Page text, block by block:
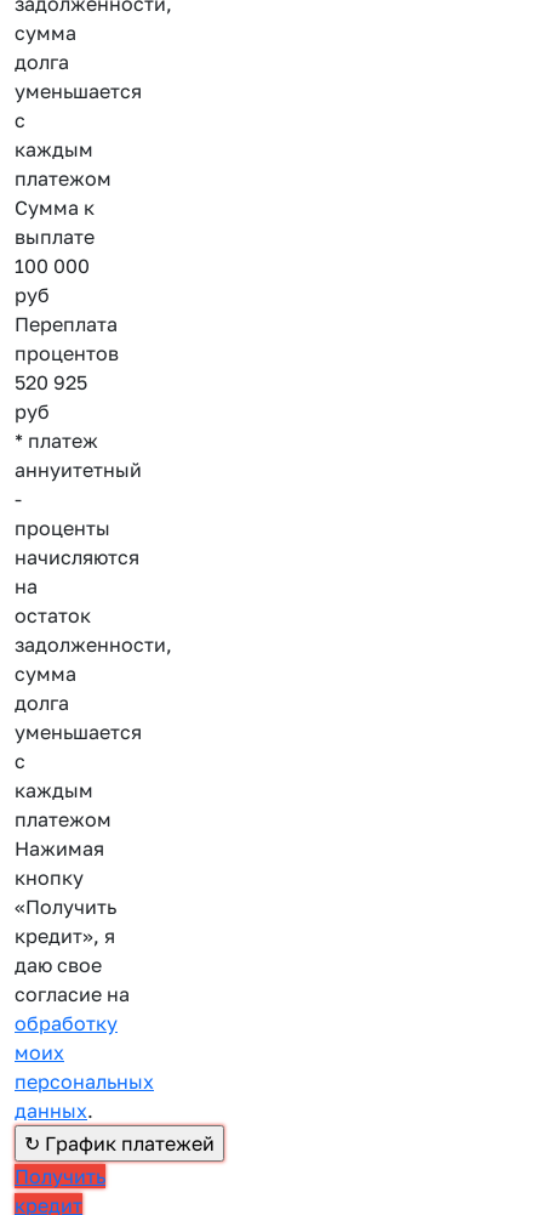
сумма
долга
уменьшается
с
каждым
платежом
Сумма к
выплате
100 000
руб
Переплата
процентов
520 925
руб
* платеж
аннуитетный
-
проценты
начисляются
на
остаток
задолженности,
сумма
долга
уменьшается
с
каждым
платежом
Нажимая
кнопку
«Получить
кредит», я
даю свое
согласие на
обработку
моих
персональных
данных.
Получить
кредит